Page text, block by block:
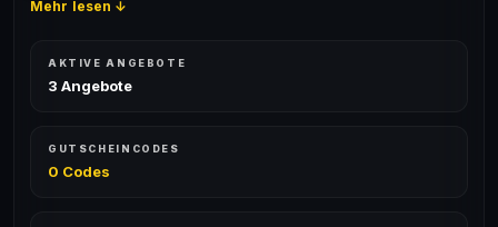
Mehr lesen ↓
AKTIVE ANGEBOTE
3 Angebote
GUTSCHEINCODES
0 Codes